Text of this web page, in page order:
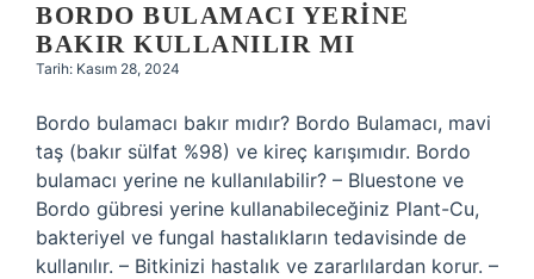
BORDO BULAMACI YERINE
BAKIR KULLANILIR MI
Tarih: Kasım 28, 2024
Bordo bulamacı bakır mıdır? Bordo Bulamacı, mavi
taş (bakır sülfat %98) ve kireç karışımıdır. Bordo
bulamacı yerine ne kullanılabilir? – Bluestone ve
Bordo gübresi yerine kullanabileceğiniz Plant-Cu,
bakteriyel ve fungal hastalıkların tedavisinde de
kullanılır. – Bitkinizi hastalık ve zararlılardan korur. –